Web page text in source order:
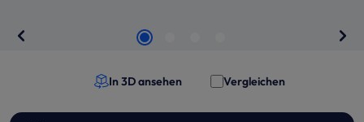
In 3D ansehen Vergleichen